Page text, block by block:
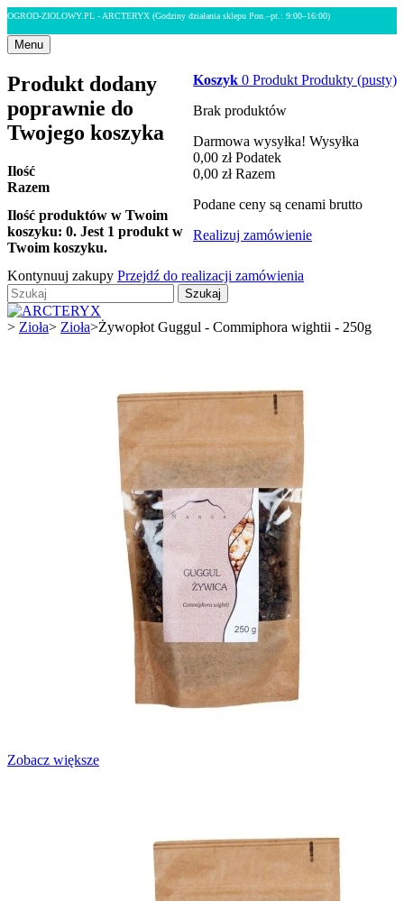
OGROD-ZIOLOWY.PL - ARCTERYX (Godziny działania sklepu Pon.–pt.: 9:00–16:00)
Menu
Koszyk 0 Produkt Produkty (pusty)
Brak produktów
Darmowa wysyłka! Wysyłka
0,00 zł Podatek
0,00 zł Razem
Podane ceny są cenami brutto
Realizuj zamówienie
Produkt dodany
poprawnie do
Twojego koszyka
Ilość
Razem
Ilość produktów w Twoim
koszyku: 0. Jest 1 produkt w
Twoim koszyku.
Kontynuuj zakupy Przejdź do realizacji zamówienia
Szukaj
> Zioła> Zioła>Żywopłot Guggul - Commiphora wightii - 250g
Zobacz większe